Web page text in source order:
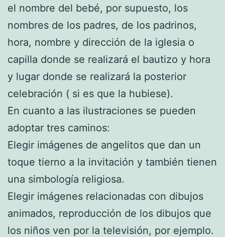
el nombre del bebé, por supuesto, los
nombres de los padres, de los padrinos,
hora, nombre y dirección de la iglesia o
capilla donde se realizará el bautizo y hora
y lugar donde se realizará la posterior
celebración ( si es que la hubiese).
En cuanto a las ilustraciones se pueden
adoptar tres caminos:
Elegir imágenes de angelitos que dan un
toque tierno a la invitación y también tienen
una simbología religiosa.
Elegir imágenes relacionadas con dibujos
animados, reproducción de los dibujos que
los niños ven por la televisión, por ejemplo.